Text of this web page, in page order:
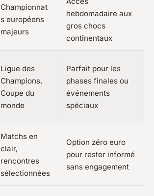
Championnat
s européens
majeurs
hebdomadaire aux
gros chocs
continentaux
Ligue des
Champions,
Coupe du
monde
Parfait pour les
phases finales ou
événements
spéciaux
Matchs en
clair,
rencontres
sélectionnées
Option zéro euro
pour rester informé
sans engagement